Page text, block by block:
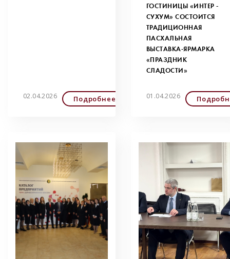
02.04.2026 Подробнее
ГОСТИНИЦЫ «ИНТЕР -
СУХУМ» СОСТОИТСЯ
ТРАДИЦИОННАЯ
ПАСХАЛЬНАЯ
ВЫСТАВКА-ЯРМАРКА
«ПРАЗДНИК
СЛАДОСТИ»
01.04.2026